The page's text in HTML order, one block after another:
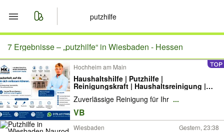
Start
Merkliste
Nachrichten
Anzeige aufgeben
7 Ergebnisse –„putzhilfe“ in Wiesbaden - Hessen
Hochheim am Main
Haushaltshilfe | Putzhilfe |
Reinigungskraft | Haushaltsreinigung |
Wohnung & Haus | regelmäßig | Rhein-
Main & Umgebung
Zuverlässige Reinigung für Ihr ...
VB
Wiesbaden Gestern, 23:38